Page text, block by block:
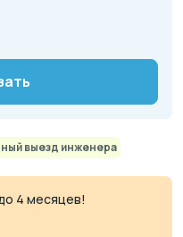
выезд инженера
4 месяцев!